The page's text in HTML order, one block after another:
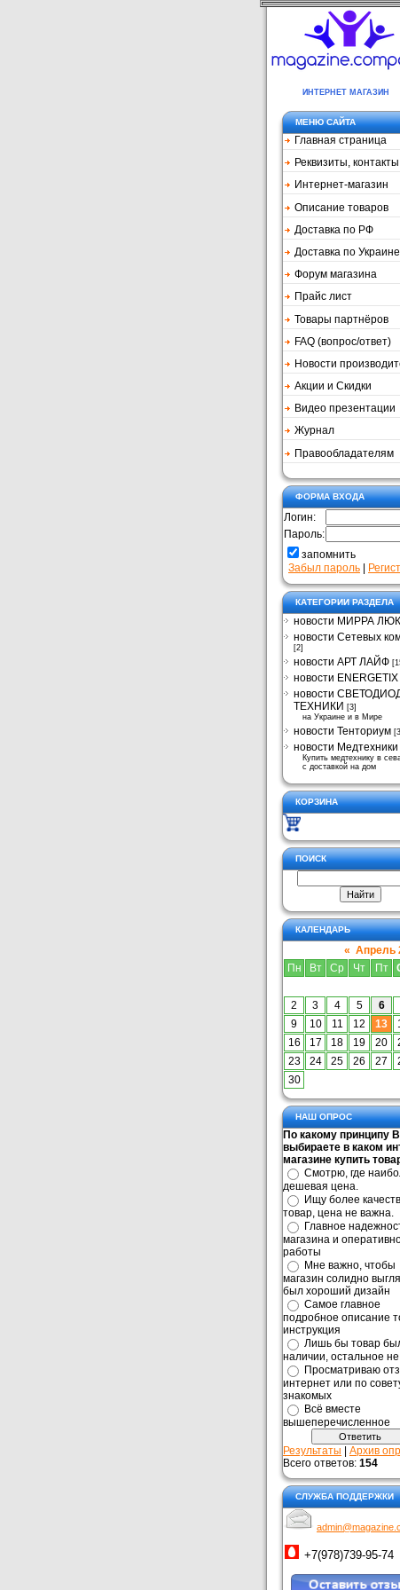
ИНТЕРНЕТ МАГАЗИН
МЕНЮ САЙТА
Главная страница
Реквизиты, контакты
Интернет-магазин
Описание товаров
Доставка по РФ
Доставка по Украине
Форум магазина
Прайс лист
Товары партнёров
FAQ (вопрос/ответ)
Новости
Акции и Скидки
Видео презентации
Журнал
Правообладателям
ФОРМА ВХОДА
Логин:
Пароль:
запомнить
Забыл пароль
КАТЕГОРИИ РАЗДЕЛА
новости МИРРА
новости Сетевых
[2]
новости АРТ ЛАЙФ
новости ENERGETIX
новости
ТЕХНИКИ [3]
на Украине и в Мире
новости Тенториум
новости Медтехники
Купить медтехнику в
с доставкой на дом
КОРЗИНА
ПОИСК
КАЛЕНДАРЬ
« Апрель
Пн
Вт Ср Чт Пт
2
3 4 5 6
9
10 11 12 13
16
17 18 19 20
23
24 25 26 27
30
НАШ ОПРОС
По какому принципу
выбираете в каком
магазине купить
Смотрю, где
дешевая цена.
Ищу более
товар, цена не важна.
Главное
магазина и
работы
Мне важно, чтобы
магазин солидно
был хороший дизайн
Самое главное
подробное описание
инструкция
Лишь бы товар
наличии, остальное
Просматриваю
интернет или по
знакомых
Всё вместе
вышеперечисленное
Результаты
Архив
Всего ответов: 154
СЛУЖБА ПОДДЕРЖКИ
+7(978)739-95-74